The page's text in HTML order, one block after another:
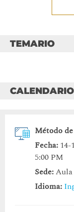
TEMARIO
CALENDARIO
Método
Fecha: 14-
5:00 PM
Sede:Aula
Idioma: